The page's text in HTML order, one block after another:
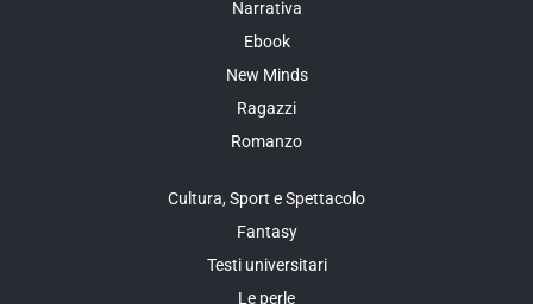
Narrativa
Ebook
New Minds
Ragazzi
Romanzo
Cultura, Sport e Spettacolo
Fantasy
Testi universitari
Le perle